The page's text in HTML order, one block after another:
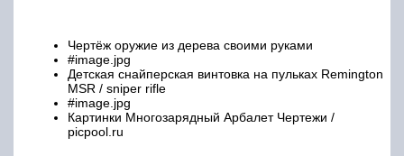
Чертёж оружие из дерева своими руками
#image.jpg
Детская снайперская винтовка на пульках Remington
MSR / sniper rifle
#image.jpg
Картинки Многозарядный Арбалет Чертежи /
picpool.ru